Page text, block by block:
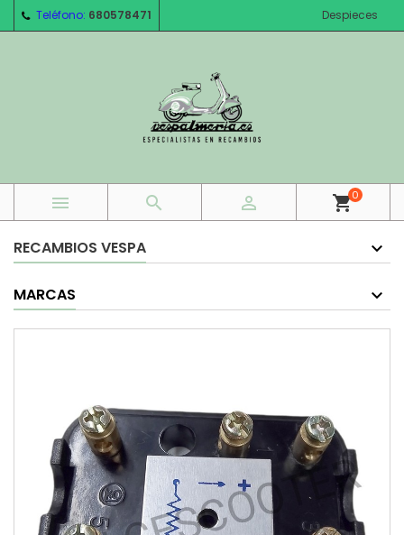
Teléfono: 680578471 Despieces
   shopping_cart0
RECAMBIOS VESPA
MARCAS